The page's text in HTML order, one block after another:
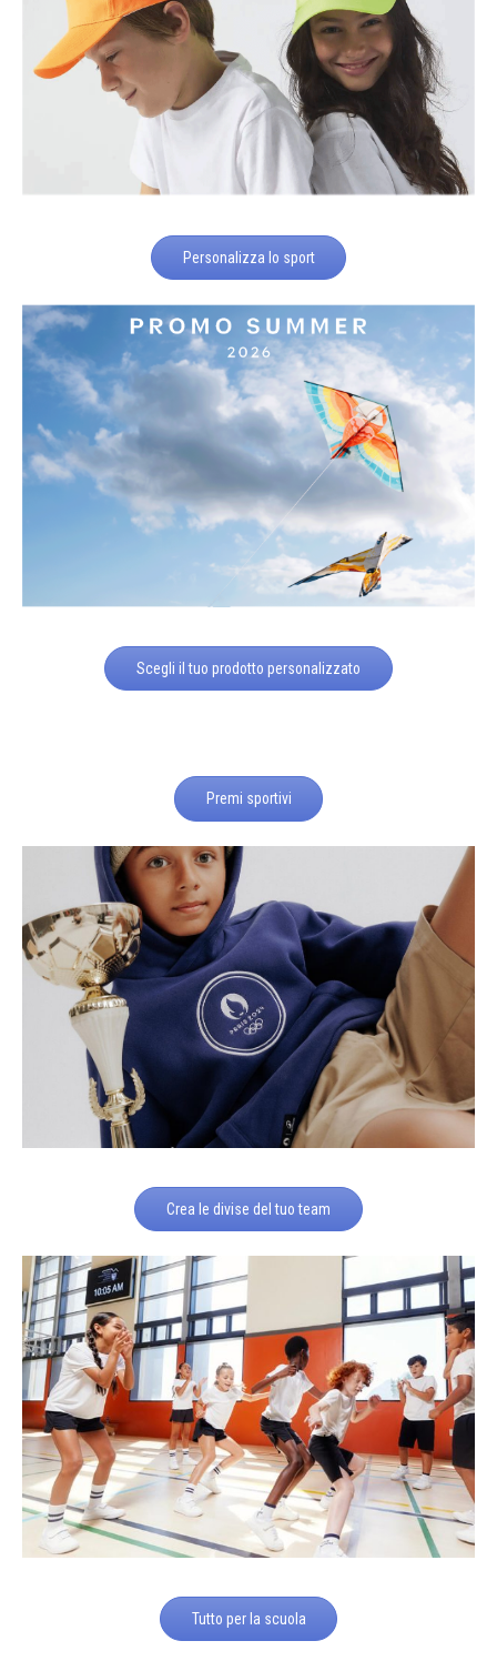
Personalizza lo sport
Scegli il tuo prodotto personalizzato
Premi sportivi
Crea le divise del tuo team
Tutto per la scuola